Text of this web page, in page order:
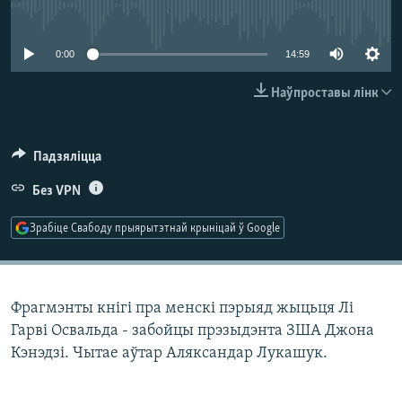
0:00 14:59
Наўпроставы лінк
Падзяліцца
Без VPN
Зрабіце Свабоду прыярытэтнай крыніцай ў Google
Фрагмэнты кнігі пра менскі пэрыяд жыцьця Лі
Гарві Освальда - забойцы прэзыдэнта ЗША Джона
Кэнэдзі. Чытае аўтар Аляксандар Лукашук.